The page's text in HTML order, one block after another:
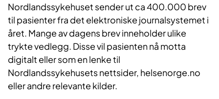
Nordlandssykehuset sender ut ca 400.000 brev
til pasienter fra det elektroniske journalsystemet i
året. Mange av dagens brev inneholder ulike
trykte vedlegg. Disse vil pasienten nå motta
digitalt eller som en lenke til
Nordlandssykehusets nettsider, helsenorge.no
eller andre relevante kilder.